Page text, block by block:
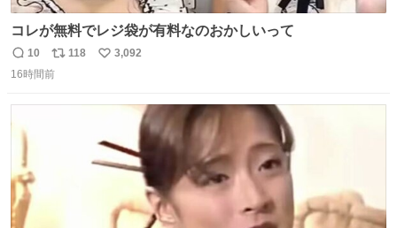
コレが無料でレジ袋が有料なのおかしいって
返
信
10
リ
ポ
118
い
3,092
16時間前